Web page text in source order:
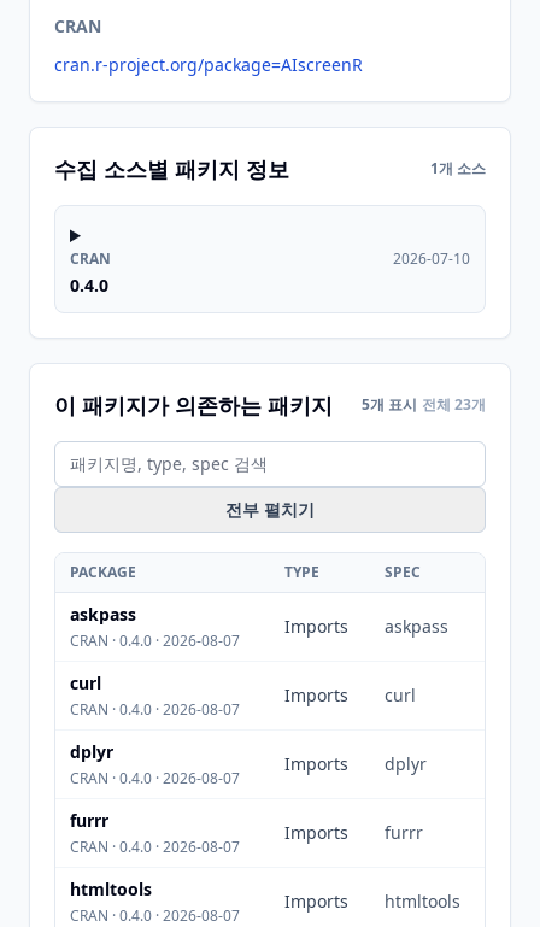
CRAN
cran.r-project.org/package=AIscreenR
수집 소스별 패키지 정보 1개 소스
CRAN
0.4.0
2026-07-10
이 패키지가 의존하는 패키지 5개 표시 전체 23개
전부 펼치기
PACKAGE TYPE SPEC
askpass
CRAN · 0.4.0 · 2026-08-07
Imports askpass
curl
CRAN · 0.4.0 · 2026-08-07
Imports curl
dplyr
CRAN · 0.4.0 · 2026-08-07
Imports dplyr
furrr
CRAN · 0.4.0 · 2026-08-07
Imports furrr
htmltools
CRAN · 0.4.0 · 2026-08-07
Imports htmltools